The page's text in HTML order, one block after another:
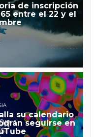
de inscripción
entre el 22 y el
su calendario
seguirse en